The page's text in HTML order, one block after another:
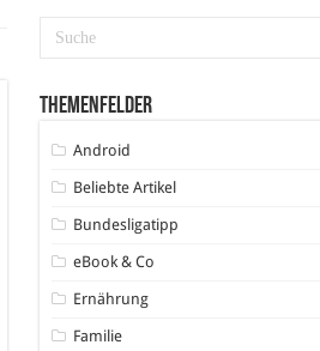
Themenfelder
Android
Beliebte Artikel
Bundesligatipp
eBook & Co
Ernährung
Familie